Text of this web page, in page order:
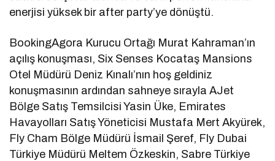
enerjisi yüksek bir after party’ye dönüştü.
BookingAgora Kurucu Ortağı Murat Kahraman’ın
açılış konuşması, Six Senses Kocataş Mansions
Otel Müdürü Deniz Kınalı’nın hoş geldiniz
konuşmasının ardından sahneye sırayla AJet
Bölge Satış Temsilcisi Yasin Üke, Emirates
Havayolları Satış Yöneticisi Mustafa Mert Akyürek,
Fly Cham Bölge Müdürü İsmail Şeref, Fly Dubai
Türkiye Müdürü Meltem Özkeskin, Sabre Türkiye